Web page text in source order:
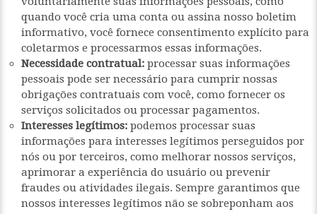
quando você cria uma conta ou assina nosso boletim
informativo, você fornece consentimento explícito para
coletarmos e processarmos essas informações.
Necessidade contratual: processar suas informações
pessoais pode ser necessário para cumprir nossas
obrigações contratuais com você, como fornecer os
serviços solicitados ou processar pagamentos.
Interesses legítimos: podemos processar suas
informações para interesses legítimos perseguidos por
nós ou por terceiros, como melhorar nossos serviços,
aprimorar a experiência do usuário ou prevenir
fraudes ou atividades ilegais. Sempre garantimos que
nossos interesses legítimos não se sobreponham aos